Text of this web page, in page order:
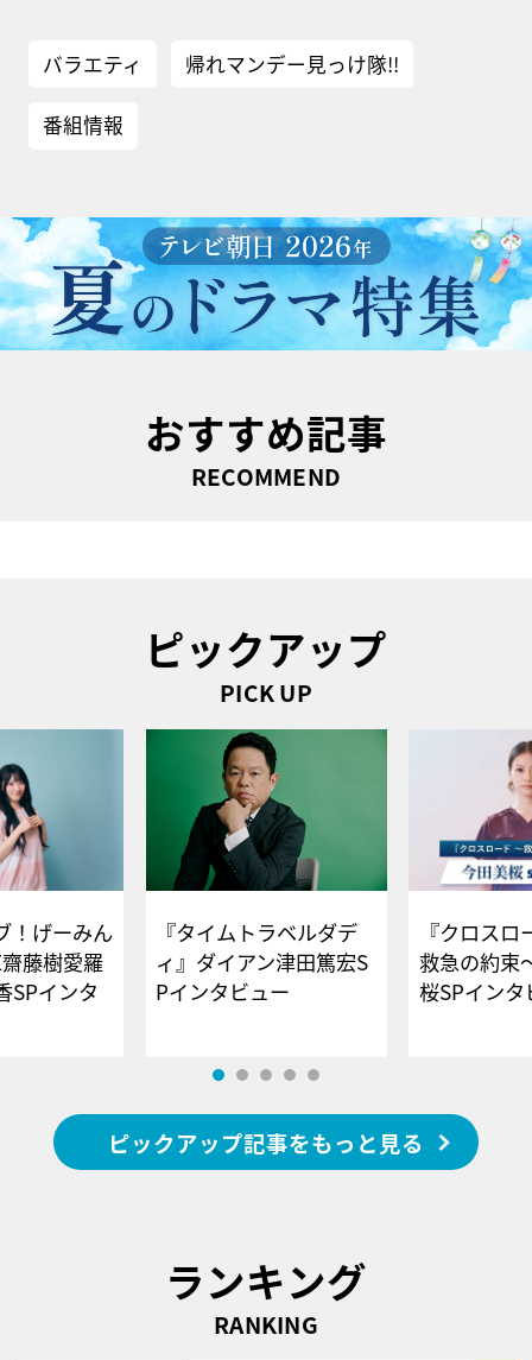
バラエティ 帰れマンデー見っけ隊!!
番組情報
おすすめ記事
RECOMMEND
ピックアップ
PICK UP
！げーみん
藤樹愛羅
SPインタ
『タイムトラベルダデ
ィ』ダイアン津田篤宏S
Pインタビュー
『クロス
救急の約束
桜SPイ
ピックアップ記事をもっと見る
ランキング
RANKING